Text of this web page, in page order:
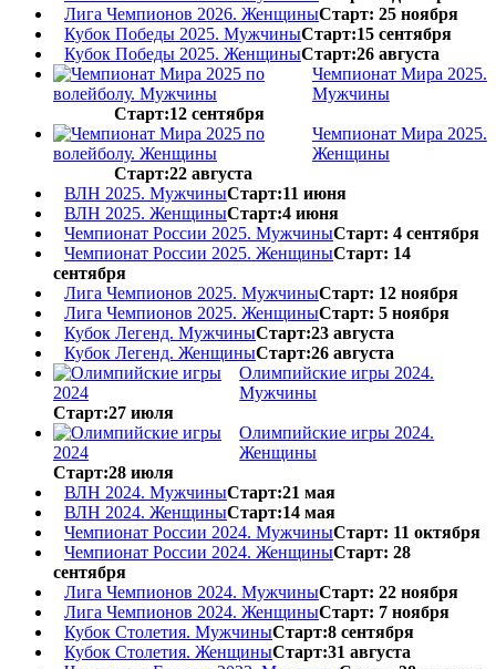
Лига Чемпионов 2026. ЖенщиныСтарт: 25 ноября
Кубок Победы 2025. МужчиныСтарт:15 сентября
Кубок Победы 2025. ЖенщиныСтарт:26 августа
Чемпионат Мира 2025.
Мужчины
Старт:12 сентября
Чемпионат Мира 2025.
Женщины
Старт:22 августа
ВЛН 2025. МужчиныСтарт:11 июня
ВЛН 2025. ЖенщиныСтарт:4 июня
Чемпионат России 2025. МужчиныСтарт: 4 сентября
Чемпионат России 2025. ЖенщиныСтарт: 14
сентября
Лига Чемпионов 2025. МужчиныСтарт: 12 ноября
Лига Чемпионов 2025. ЖенщиныСтарт: 5 ноября
Кубок Легенд. МужчиныСтарт:23 августа
Кубок Легенд. ЖенщиныСтарт:26 августа
Олимпийские игры 2024.
Мужчины
Старт:27 июля
Олимпийские игры 2024.
Женщины
Старт:28 июля
ВЛН 2024. МужчиныСтарт:21 мая
ВЛН 2024. ЖенщиныСтарт:14 мая
Чемпионат России 2024. МужчиныСтарт: 11 октября
Чемпионат России 2024. ЖенщиныСтарт: 28
сентября
Лига Чемпионов 2024. МужчиныСтарт: 22 ноября
Лига Чемпионов 2024. ЖенщиныСтарт: 7 ноября
Кубок Столетия. МужчиныСтарт:8 сентября
Кубок Столетия. ЖенщиныСтарт:31 августа